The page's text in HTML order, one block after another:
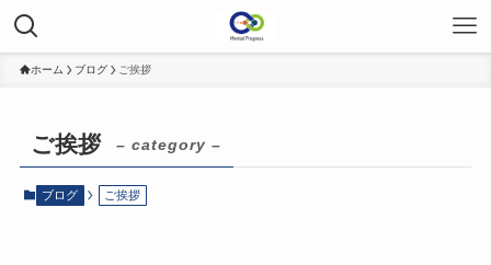
ホーム ブログ ご挨拶
ご挨拶 – category –
ブログ ご挨拶